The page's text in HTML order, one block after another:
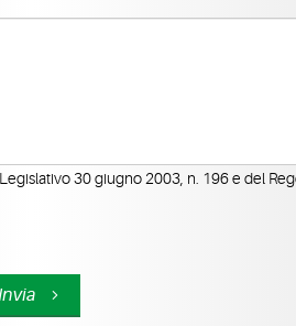
30 giugno 2003, n. 196 e del
Invia